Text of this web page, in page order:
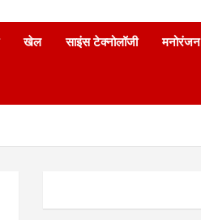
खेल साइंस टेक्नोलॉजी मनोरंजन